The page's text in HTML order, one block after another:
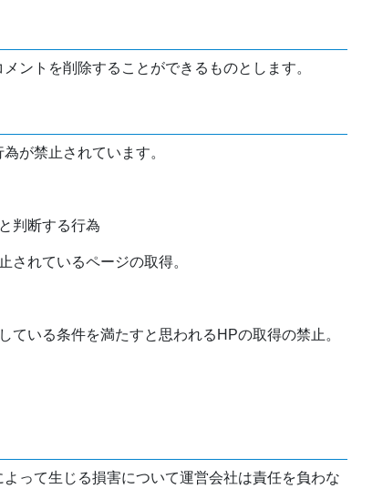
ントを削除することができるものとします。
が禁止されています。
判断する行為
されているページの取得。
いる条件を満たすと思われるHPの取得の禁止。
って生じる損害について運営会社は責任を負わな